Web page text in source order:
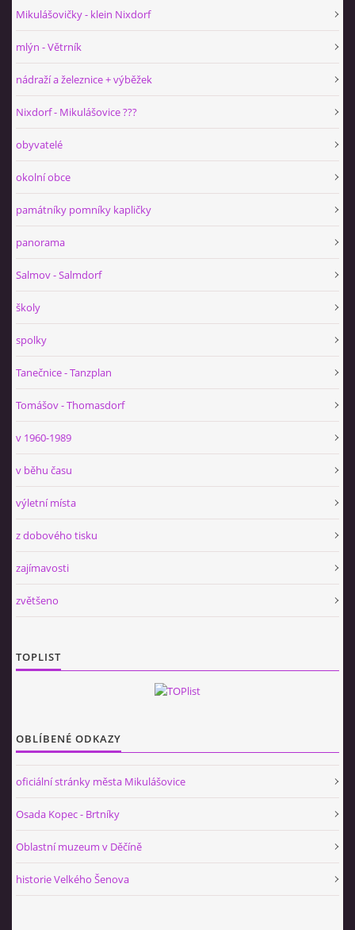
Mikulášovičky - klein Nixdorf
mlýn - Větrník
nádraží a železnice + výběžek
Nixdorf - Mikulášovice ???
obyvatelé
okolní obce
památníky pomníky kapličky
panorama
Salmov - Salmdorf
školy
spolky
Tanečnice - Tanzplan
Tomášov - Thomasdorf
v 1960-1989
v běhu času
výletní místa
z dobového tisku
zajímavosti
zvětšeno
TOPLIST
OBLÍBENÉ ODKAZY
oficiální stránky města Mikulášovice
Osada Kopec - Brtníky
Oblastní muzeum v Děčíně
historie Velkého Šenova